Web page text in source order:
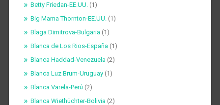
Betty Friedan-EE.UU. (1)
Big Mama Thornton-EE.UU. (1)
Blaga Dimitrova-Bulgaria (1)
Blanca de Los Rios-España (1)
Blanca Haddad-Venezuela (2)
Blanca Luz Brum-Uruguay(1)
Blanca Varela-Perú (2)
Blanca Wiethüchter-Bolivia (2)